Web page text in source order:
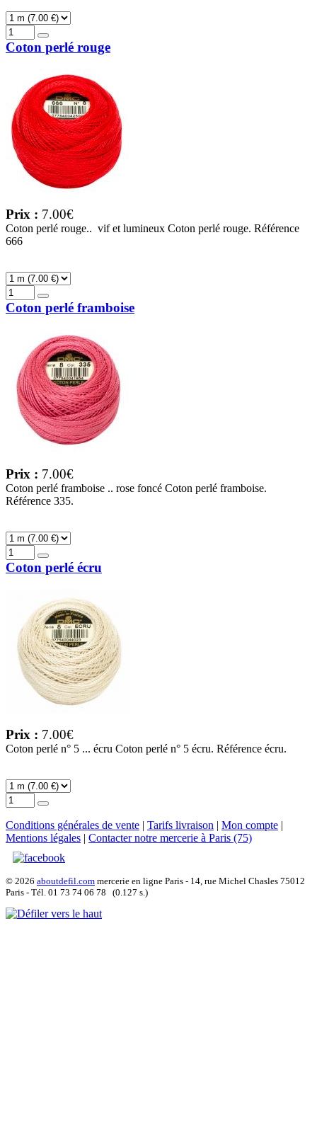
Coton perlé rouge
Prix : 7.00€
Coton perlé rouge.. vif et lumineux Coton perlé rouge. Référence
666
Coton perlé framboise
Prix : 7.00€
Coton perlé framboise .. rose foncé Coton perlé framboise.
Référence 335.
Coton perlé écru
Prix : 7.00€
Coton perlé n° 5 ... écru Coton perlé n° 5 écru. Référence écru.
Conditions générales de vente | Tarifs livraison | Mon compte |
Mentions légales | Contacter notre mercerie à Paris (75)
© 2026 aboutdefil.com mercerie en ligne Paris - 14, rue Michel Chasles 75012
Paris - Tél. 01 73 74 06 78 (0.127 s.)